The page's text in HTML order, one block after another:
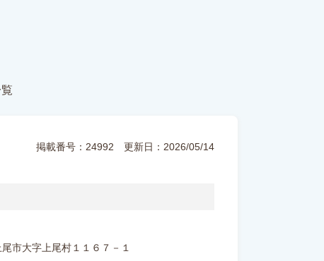
掲載番号：24992 更新日：2026/05/14
市大字上尾村１１６７－１